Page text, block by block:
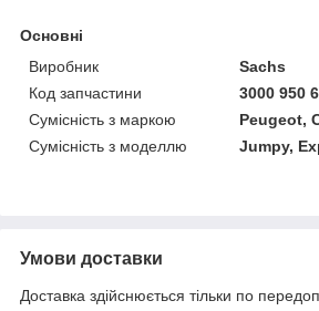
Основні
Виробник
Sachs
Код запчастини
3000 950
Сумісність з маркою
Peugeot,
Сумісність з моделлю
Jumpy,
Умови доставки
Доставка здійснюється тільки по